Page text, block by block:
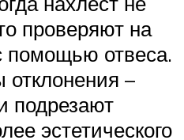
проверяют на
помощью отвеса.
–
подрезают
эстетического